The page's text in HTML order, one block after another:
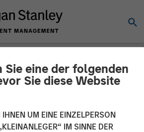
eine der folgenden
Sie diese Website
UM EINE EINZELPERSON
IM SINNE DER
Partners for
AG